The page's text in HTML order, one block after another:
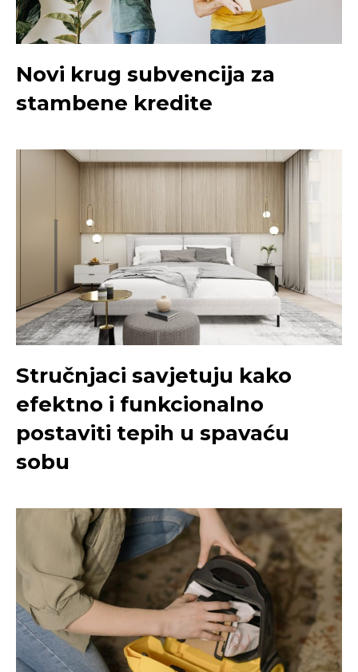
Novi krug subvencija za
stambene kredite
Stručnjaci savjetuju kako
efektno i funkcionalno
postaviti tepih u spavaću
sobu